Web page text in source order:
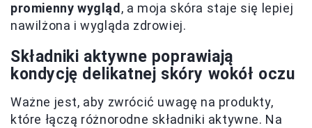
promienny wygląd , a moja skóra staje się lepiej
nawilżona i wygląda zdrowiej.
Składniki aktywne poprawiają
kondycję delikatnej skóry wokół oczu
Ważne jest, aby zwrócić uwagę na produkty,
które łączą różnorodne składniki aktywne. Na